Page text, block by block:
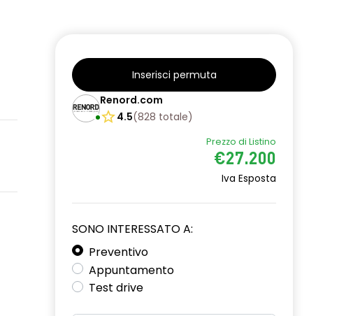
Inserisci permuta
Renord.com
4.5(828 totale)
Prezzo di Listino
€27.200
Iva Esposta
SONO INTERESSATO A:
Preventivo
Appuntamento
Test drive